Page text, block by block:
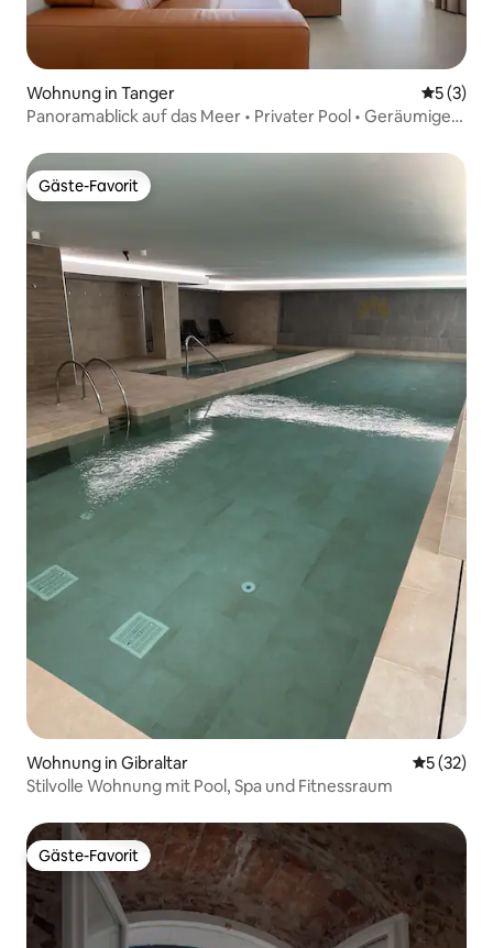
Wohnung in Tanger
5 (3)
Panoramablick auf das Meer • Privater Pool • Geräumige
Gäste-Favorit
Gäste-Favorit
Wohnung in Gibraltar
5 (32)
Stilvolle Wohnung mit Pool, Spa und Fitnessraum
Gäste-Favorit
Gäste-Favorit